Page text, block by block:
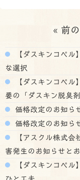
« 前
【ダスキンコペル
な選択
【ダスキンコペル
要の「ダスキン脱臭剤
価格改定のお知
価格改定のお知
【アスクル株式会
害発生のお知らせと
【ダスキンコペル